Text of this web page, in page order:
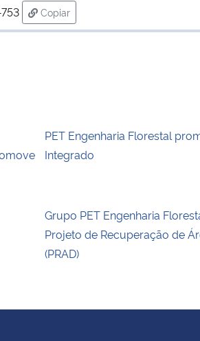
Copiar
para área de transferência
PET Engenharia Florestal
Integrado
Grupo PET Engenharia
Projeto de Recuperação de
(PRAD)